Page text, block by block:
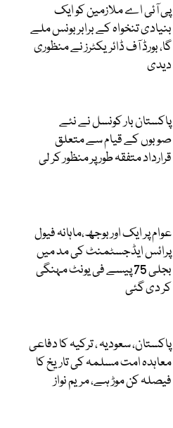
پی آئی اے ملازمین کو ایک
بنیادی تنخواہ کے برابر بونس ملے
گا، بورڈ آف ڈائریکٹرز نے منظوری
دیدی
پاکستان بار کونسل نے نئے
صوبوں کے قیام سے متعلق
قرارداد متفقہ طور پر منظور کر لی
عوام پر ایک اور بوجھ،ماہانہ فیول
پرائس ایڈجسٹمنٹ کی مد میں
بجلی 75 پیسے فی یونٹ مہنگی
کر دی گئی
پاکستان، سعودیہ ، ترکیہ کا دفاعی
معاہدہ امت مسلمہ کی تاریخ کا
فیصلہ کن موڑ ہے، مریم نواز